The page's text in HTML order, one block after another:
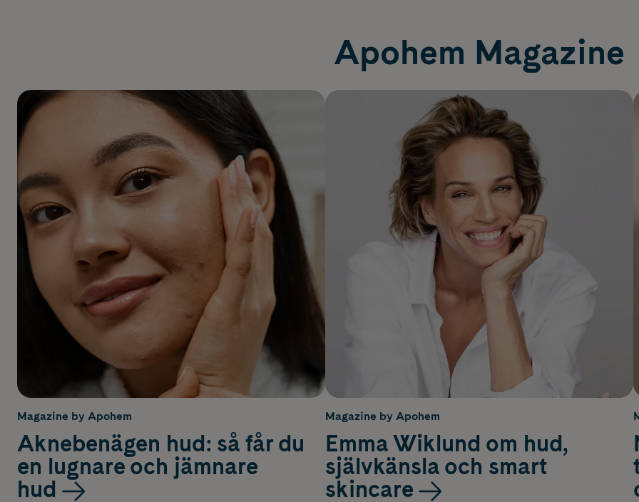
Apohem Magazine
Magazine by Apohem
Aknebenägen hud: så får du
en lugnare och jämnare
hud
Magazine by Apohem
Emma Wiklund om hud,
självkänsla och smart
skincare